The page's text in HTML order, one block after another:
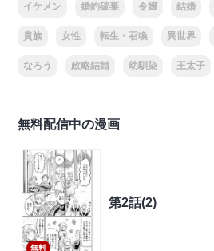
イケメン 婚約破棄 令嬢 結婚
貴族 女性 転生・召喚 異世界
なろう 政略結婚 幼馴染 王太子
無料配信中の漫画
無料
第2話(2)